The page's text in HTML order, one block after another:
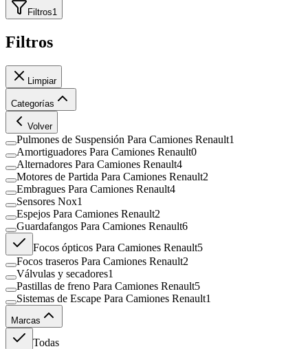
Filtros1
Filtros
Limpiar
Categorías
Volver
Pulmones de Suspensión Para Camiones Renault1
Amortiguadores Para Camiones Renault0
Alternadores Para Camiones Renault4
Motores de Partida Para Camiones Renault2
Embragues Para Camiones Renault4
Sensores Nox1
Espejos Para Camiones Renault2
Guardafangos Para Camiones Renault6
Focos ópticos Para Camiones Renault5
Focos traseros Para Camiones Renault2
Válvulas y secadores1
Pastillas de freno Para Camiones Renault5
Sistemas de Escape Para Camiones Renault1
Marcas
Todas